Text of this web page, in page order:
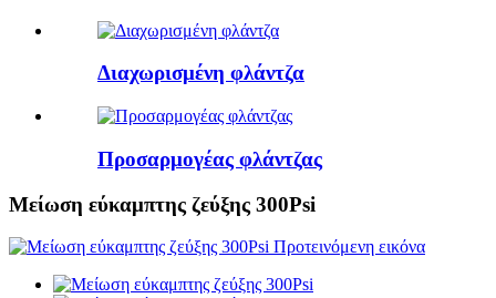
Διαχωρισμένη φλάντζα
Προσαρμογέας φλάντζας
Μείωση εύκαμπτης ζεύξης 300Psi